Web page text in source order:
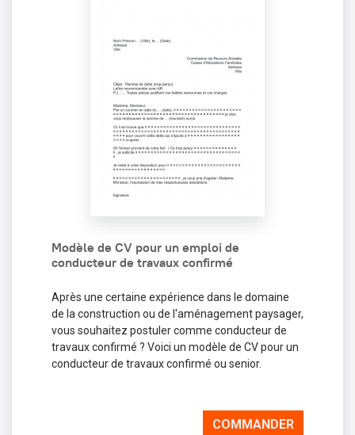
Modèle de CV pour un emploi de
conducteur de travaux confirmé
Après une certaine expérience dans le domaine
de la construction ou de l'aménagement paysager,
vous souhaitez postuler comme conducteur de
travaux confirmé ? Voici un modèle de CV pour un
conducteur de travaux confirmé ou senior.
COMMANDER